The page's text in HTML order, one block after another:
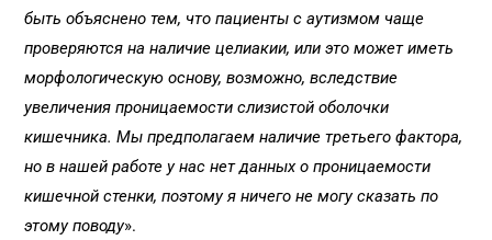
быть объяснено тем, что пациенты с аутизмом чаще
проверяются на наличие целиакии, или это может иметь
морфологическую основу, возможно, вследствие
увеличения проницаемости слизистой оболочки
кишечника. Мы предполагаем наличие третьего фактора,
но в нашей работе у нас нет данных о проницаемости
кишечной стенки, поэтому я ничего не могу сказать по
этому поводу».